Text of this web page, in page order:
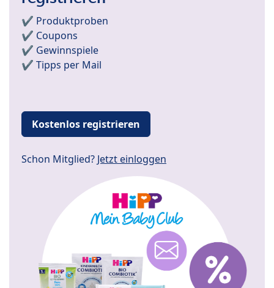
✔️ Produktproben
✔️ Coupons
✔️ Gewinnspiele
✔️ Tipps per Mail
Kostenlos registrieren
Schon Mitglied? Jetzt einloggen